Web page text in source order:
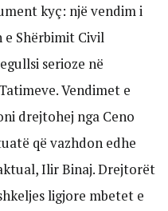
kyç: një vendim i
Shërbimit Civil
serioze në
Vendimet e
drejtohej nga Ceno
që vazhdon edhe
Ilir Binaj. Drejtorët
ligjore mbetet e